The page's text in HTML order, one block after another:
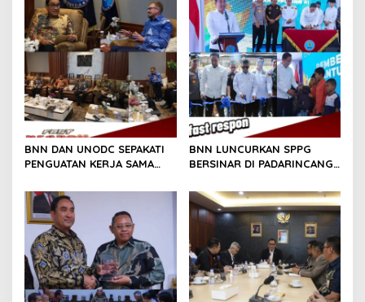
BNN DAN UNODC SEPAKATI
PENGUATAN KERJA SAMA
BNN LUNCURKAN SPPG
BERSINAR DI PADARINCANG,
REHABILITASI, DAN
PEMBERDAYAAAN SOSIAL